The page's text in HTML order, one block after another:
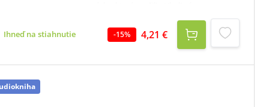
Menšíkem, vyprávějí jeho kolegové a kamarádi
Zázvorková, Brodský, Velen, Kořínková,
Lackovič, Drobný, Suchý.
Ihneď na stiahnutie -15% 4,21 €